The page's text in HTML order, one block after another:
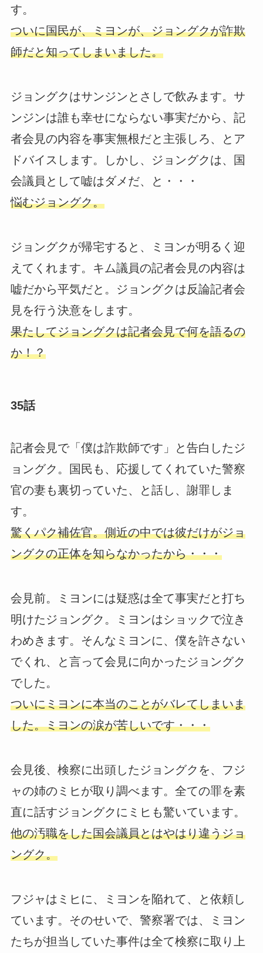
す。
ついに国民が、ミヨンが、ジョングクが詐欺
師だと知ってしまいました。
ジョングクはサンジンとさしで飲みます。サ
ンジンは誰も幸せにならない事実だから、記
者会見の内容を事実無根だと主張しろ、とア
ドバイスします。しかし、ジョングクは、国
会議員として嘘はダメだ、と・・・
悩むジョングク。
ジョングクが帰宅すると、ミヨンが明るく迎
えてくれます。キム議員の記者会見の内容は
嘘だから平気だと。ジョングクは反論記者会
見を行う決意をします。
果たしてジョングクは記者会見で何を語るの
か！？
35話
記者会見で「僕は詐欺師です」と告白したジ
ョングク。国民も、応援してくれていた警察
官の妻も裏切っていた、と話し、謝罪しま
す。
驚くパク補佐官。側近の中では彼だけがジョ
ングクの正体を知らなかったから・・・
会見前。ミヨンには疑惑は全て事実だと打ち
明けたジョングク。ミヨンはショックで泣き
わめきます。そんなミヨンに、僕を許さない
でくれ、と言って会見に向かったジョングク
でした。
ついにミヨンに本当のことがバレてしまいま
した。ミヨンの涙が苦しいです・・・
会見後、検察に出頭したジョングクを、フジ
ャの姉のミヒが取り調べます。全ての罪を素
直に話すジョングクにミヒも驚いています。
他の汚職をした国会議員とはやはり違うジョ
ングク。
フジャはミヒに、ミヨンを陥れて、と依頼し
ています。そのせいで、警察署では、ミヨン
たちが担当していた事件は全て検察に取り上